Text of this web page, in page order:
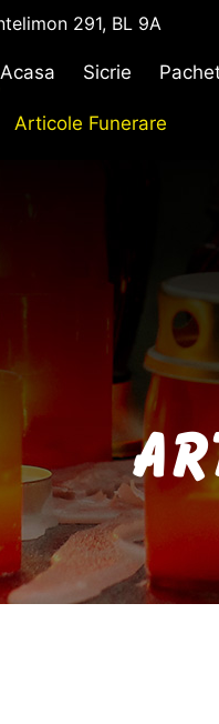
291, BL 9A
Acasa Sicrie
Articole Funerare